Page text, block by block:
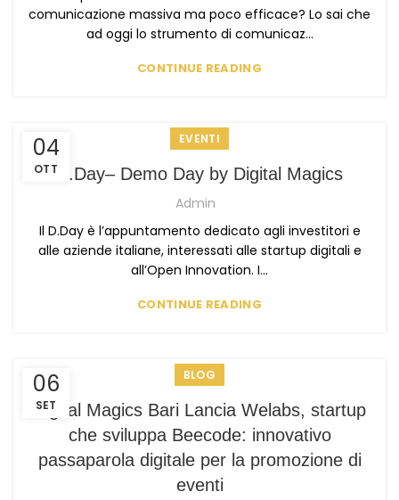
comunicazione massiva ma poco efficace? Lo sai che
ad oggi lo strumento di comunicaz...
CONTINUE READING
04
OTT
EVENTI
D.Day– Demo Day by Digital Magics
Admin
Il D.Day è l’appuntamento dedicato agli investitori e
alle aziende italiane, interessati alle startup digitali e
all’Open Innovation. I...
CONTINUE READING
06
SET
BLOG
Digital Magics Bari Lancia Welabs, startup
che sviluppa Beecode: innovativo
passaparola digitale per la promozione di
eventi